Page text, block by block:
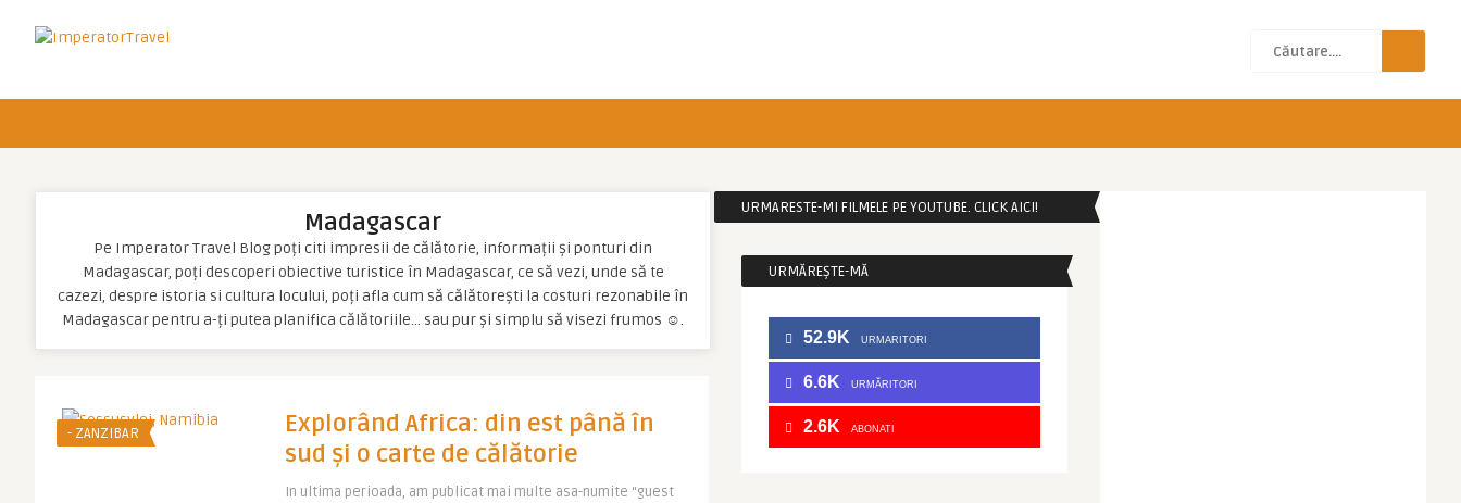
Madagascar
Pe Imperator Travel Blog poți citi impresii de călătorie, informații și ponturi din
Madagascar, poți descoperi obiective turistice în Madagascar, ce să vezi, unde să te
cazezi, despre istoria si cultura locului, poți afla cum să călătorești la costuri rezonabile în
Madagascar pentru a-ți putea planifica călătoriile… sau pur și simplu să visezi frumos ☺.
- ZANZIBAR
Explorând Africa: din est până în
sud și o carte de călătorie
In ultima perioada, am publicat mai multe asa-numite “guest
URMARESTE-MI FILMELE PE YOUTUBE. CLICK AICI!
URMĂREȘTE-MĂ
52.9K URMARITORI
6.6K URMĂRITORI
2.6K ABONATI